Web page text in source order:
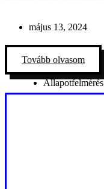
május 13, 2024
Tovább olvasom
Állapotfelmérés